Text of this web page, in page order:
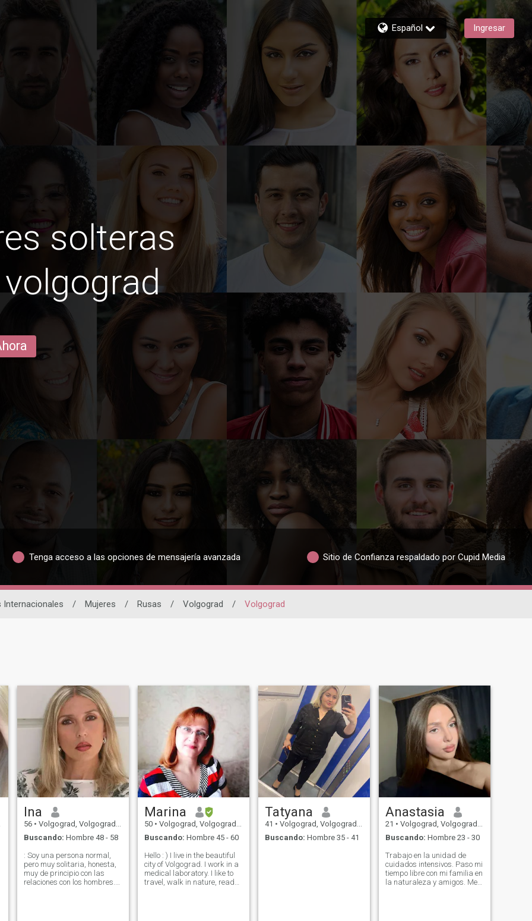
Español Ingresar
solteras
Tenga acceso a las opciones de mensajería avanzada Sitio de Confianza respaldado por Cupid Media
Internacionales / Mujeres / Rusas / Volgograd / Volgograd
Ina
56 • Volgograd, Volgograd, Rusia
Buscando: Hombre 48 - 58
: Soy una persona normal,
pero muy solitaria, honesta,
muy de principio con las
relaciones con los hombres.
Marina
50 • Volgograd, Volgograd, Rusia
Buscando: Hombre 45 - 60
Hello : ) I live in the beautiful
city of Volgograd. I work in a
medical laboratory. I like to
travel, walk in nature, read
Tatyana
41 • Volgograd, Volgograd, Rusia
Buscando: Hombre 35 - 41
Anastasia
21 • Volgograd, Volgograd, Rusia
Buscando: Hombre 23 - 30
Trabajo en la unidad de
cuidados intensivos. Paso mi
tiempo libre con mi familia en
la naturaleza y amigos. Me